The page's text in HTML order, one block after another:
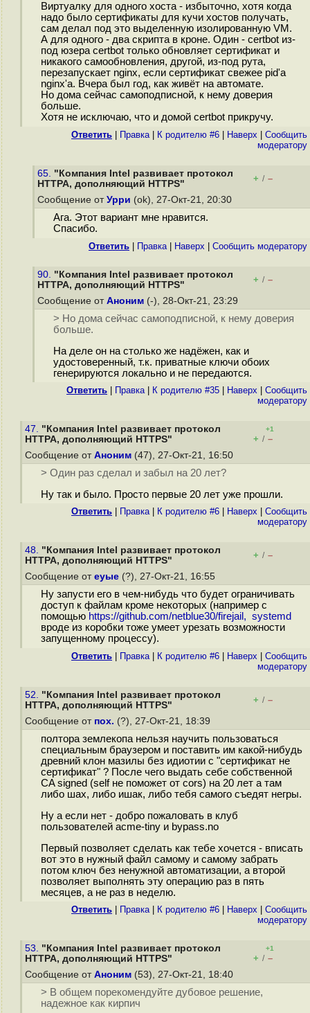
Виртуалку для одного хоста - избыточно, хотя когда
надо было сертификаты для кучи хостов получать,
сам делал под это выделенную изолированную VM.
А для одного - два скрипта в кроне. Один - certbot из-
под юзера certbot только обновляет сертификат и
никакого самообновления, другой, из-под рута,
перезапускает nginx, если сертификат свежее pid'а
nginx'а. Вчера был год, как живёт на автомате.
Но дома сейчас самоподписной, к нему доверия
больше.
Хотя не исключаю, что и домой certbot прикручу.
Ответить Правка| К родителю #6 Наверх
Cообщить
модератору
65. "Компания Intel развивает протокол
HTTPA, дополняющий HTTPS"
+ / –
Сообщение от Урри (ok), 27-Окт-21, 20:30
Ага. Этот вариант мне нравится.
Спасибо.
Ответить Правка| Наверх Cообщить модератору
90. "Компания Intel развивает протокол
HTTPA, дополняющий HTTPS"
+ / –
Сообщение от Аноним (-), 28-Окт-21, 23:29
> Но дома сейчас самоподписной, к нему доверия
больше.
На деле он на столько же надёжен, как и
удостоверенный, т.к. приватные ключи обоих
генерируются локально и не передаются.
Ответить Правка| К родителю #35 Наверх
Cообщить
модератору
47. "Компания Intel развивает протокол
HTTPA, дополняющий HTTPS"
+1
+ / –
Сообщение от Аноним (47), 27-Окт-21, 16:50
> Один раз сделал и забыл на 20 лет?
Ну так и было. Просто первые 20 лет уже прошли.
Ответить Правка| К родителю #6 Наверх
Cообщить
модератору
48. "Компания Intel развивает протокол
HTTPA, дополняющий HTTPS"
+ / –
Сообщение от еуые (?), 27-Окт-21, 16:55
Ну запусти его в чем-нибудь что будет ограничивать
доступ к файлам кроме некоторых (например с
помощью https://github.com/netblue30/firejail, systemd
вроде из коробки тоже умеет урезать возможности
запущенному процессу).
Ответить Правка| К родителю #6 Наверх
Cообщить
модератору
52. "Компания Intel развивает протокол
HTTPA, дополняющий HTTPS"
+ / –
Сообщение от пох. (?), 27-Окт-21, 18:39
полтора землекопа нельзя научить пользоваться
специальным браузером и поставить им какой-нибудь
древний клон мазилы без идиотии с "сертификат не
сертификат" ? После чего выдать себе собственной
CA signed (self не поможет от cors) на 20 лет а там
либо шах, либо ишак, либо тебя самого съедят негры.
Ну а если нет - добро пожаловать в клуб
пользователей acme-tiny и bypass.no
Первый позволяет сделать как тебе хочется - вписать
вот это в нужный файл самому и самому забрать
потом ключ без ненужной автоматизации, а второй
позволяет выполнять эту операцию раз в пять
месяцев, а не раз в неделю.
Ответить Правка| К родителю #6 Наверх
Cообщить
модератору
53. "Компания Intel развивает протокол
HTTPA, дополняющий HTTPS"
+1
+ / –
Сообщение от Аноним (53), 27-Окт-21, 18:40
> В общем порекомендуйте дубовое решение,
надежное как кирпич